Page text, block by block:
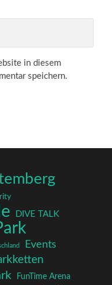
in diesem
speichern.
DIVE TALK
Events
FunTime Arena